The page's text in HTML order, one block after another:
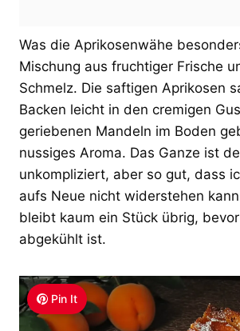
Was die Aprikosenwähe
Mischung aus fruchtiger Frische
Schmelz. Die saftigen Aprikosen
Backen leicht in den cremigen
geriebenen Mandeln im Boden
nussiges Aroma. Das Ganze ist
unkompliziert, aber so gut, dass
aufs Neue nicht widerstehen
bleibt kaum ein Stück übrig,
abgekühlt ist.
Pin It